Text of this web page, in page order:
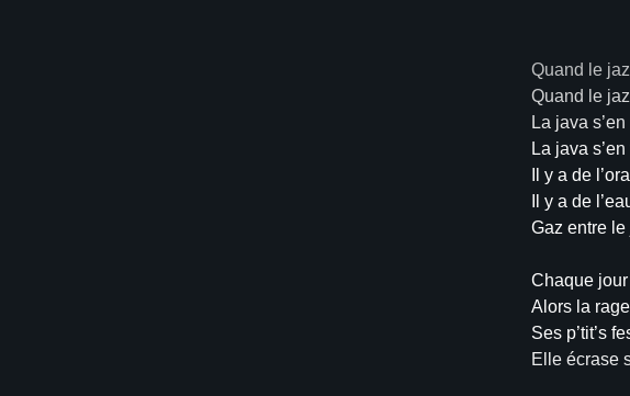
Quand le
Quand le
La java s’en
La java s’en
Il y a de
Il y a de
Gaz entre
Chaque
Alors la
Ses p’tit’s
Elle écrase